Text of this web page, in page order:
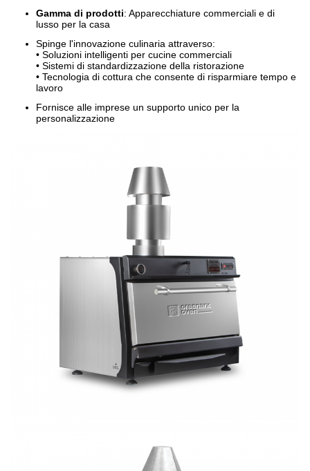
Gamma di prodotti: Apparecchiature commerciali e di
lusso per la casa
Spinge l'innovazione culinaria attraverso:
• Soluzioni intelligenti per cucine commerciali
• Sistemi di standardizzazione della ristorazione
• Tecnologia di cottura che consente di risparmiare tempo e
lavoro
Fornisce alle imprese un supporto unico per la
personalizzazione